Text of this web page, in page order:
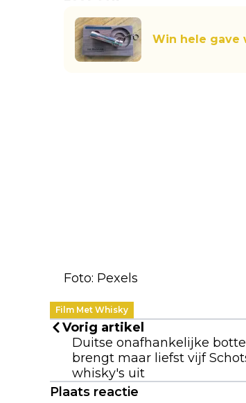
Win hele gave
Foto: Pexels
Film Met Whisky
Vorig artikel
Duitse onafhankelijke
brengt maar liefst vijf
whisky's uit
Plaats reactie